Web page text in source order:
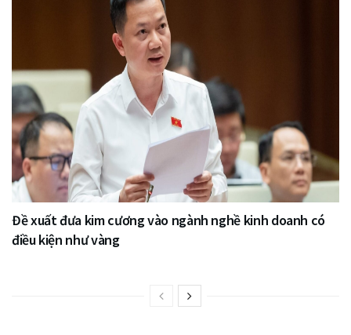
Đề xuất đưa kim cương vào ngành nghề kinh doanh có
điều kiện như vàng